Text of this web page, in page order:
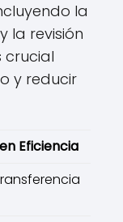
la
la revisión
crucial
y reducir
Eficiencia